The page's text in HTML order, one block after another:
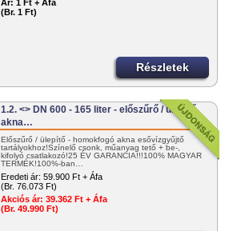
Ár: 1 Ft + Áfa
(Br. 1 Ft)
Részletek
1.2. <> DN 600 - 165 liter - előszűrő / ülepítő
akna…
Előszűrő / ülepítő - homokfogó akna esővízgyűjtő
tartályokhoz!Színelő csonk, műanyag tető + be-,
kifolyó csatlakozó!25 ÉV GARANCIA!!!100% MAGYAR
TERMÉK!100%-ban…
Eredeti ár: 59.900 Ft + Áfa
(Br. 76.073 Ft)
Akciós ár: 39.362 Ft + Áfa
(Br. 49.990 Ft)